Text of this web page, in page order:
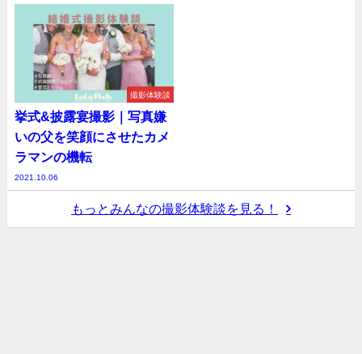
撮影体験談
挙式&披露宴撮影｜写真嫌
いの父を笑顔にさせたカメ
ラマンの機転
2021.10.06
もっとみんなの撮影体験談を見る！